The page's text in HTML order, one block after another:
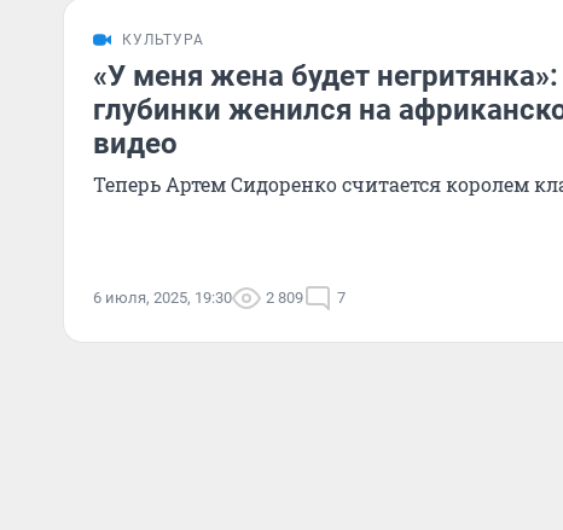
КУЛЬТУРА
«У меня жена будет
глубинки женился на
видео
Теперь Артем Сидоренко считается королем
6 июля, 2025, 19:30 2 809 7